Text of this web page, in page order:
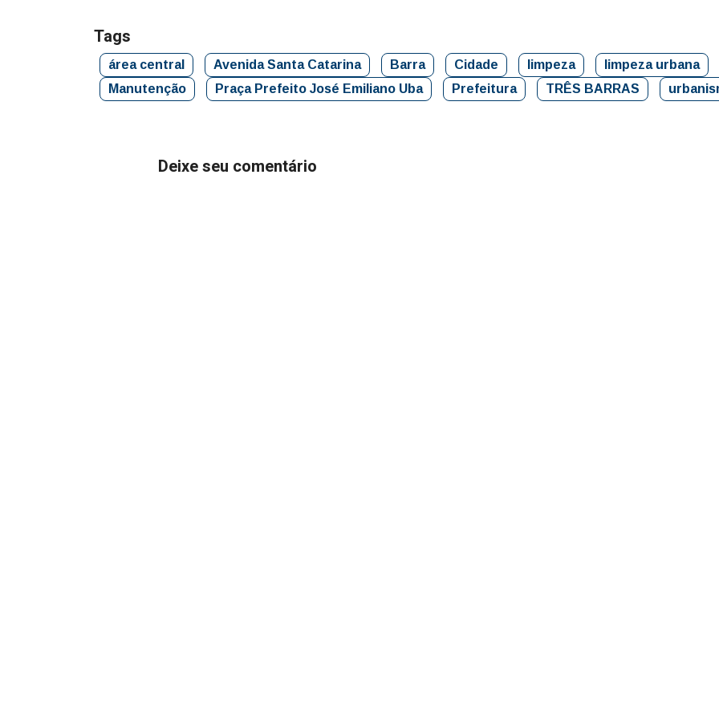
Tags
área central Avenida Santa Catarina Barra Cidade limpeza
limpeza urbana
Manutenção
Praça Prefeito José Emiliano Uba Prefeitura TRÊS BARRAS
Deixe seu comentário